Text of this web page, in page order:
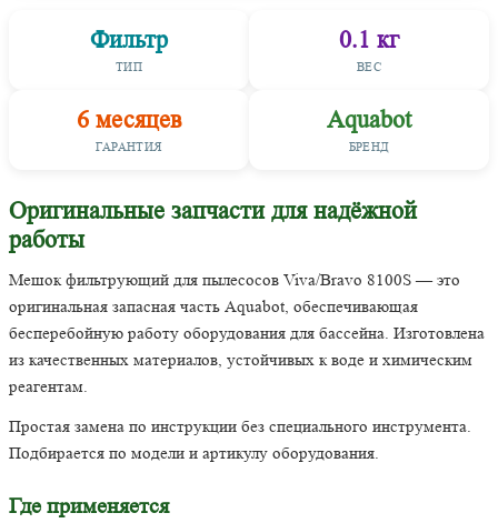
Фильтр
ТИП
0.1 кг
ВЕС
6 месяцев
ГАРАНТИЯ
Aquabot
БРЕНД
Оригинальные запчасти для надёжной
работы
Мешок фильтрующий для пылесосов Viva/Bravo 8100S — это
оригинальная запасная часть Aquabot, обеспечивающая
бесперебойную работу оборудования для бассейна. Изготовлена
из качественных материалов, устойчивых к воде и химическим
реагентам.
Простая замена по инструкции без специального инструмента.
Подбирается по модели и артикулу оборудования.
Где применяется